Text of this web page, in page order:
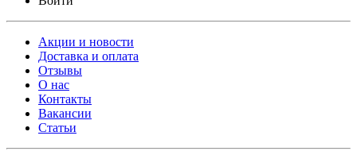
Акции и новости
Доставка и оплата
Отзывы
О нас
Контакты
Вакансии
Статьи